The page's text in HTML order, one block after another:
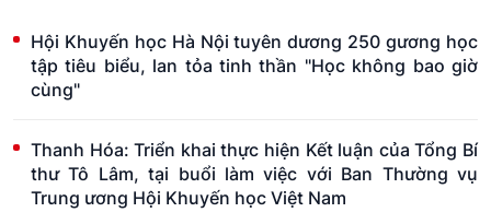
Hội Khuyến học Hà Nội tuyên dương 250 gương học
tập tiêu biểu, lan tỏa tinh thần "Học không bao giờ
cùng"
Thanh Hóa: Triển khai thực hiện Kết luận của Tổng Bí
thư Tô Lâm, tại buổi làm việc với Ban Thường vụ
Trung ương Hội Khuyến học Việt Nam